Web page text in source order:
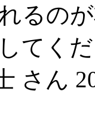
るの
てく
さん